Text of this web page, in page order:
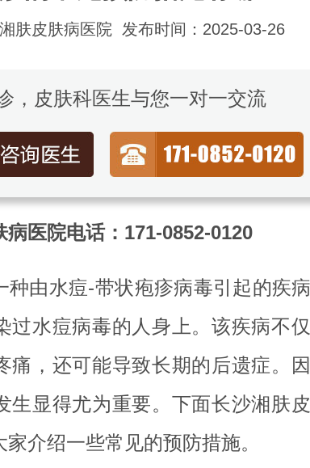
肤皮肤病医院 发布时间：2025-03-26
，皮肤科医生与您一对一交流
病医院电话：171-0852-0120
种由水痘-带状疱疹病毒引起的疾
过水痘病毒的人身上。该疾病不
痛，还可能导致长期的后遗症。因
生显得尤为重要。下面长沙湘肤
介绍一些常见的预防措施。